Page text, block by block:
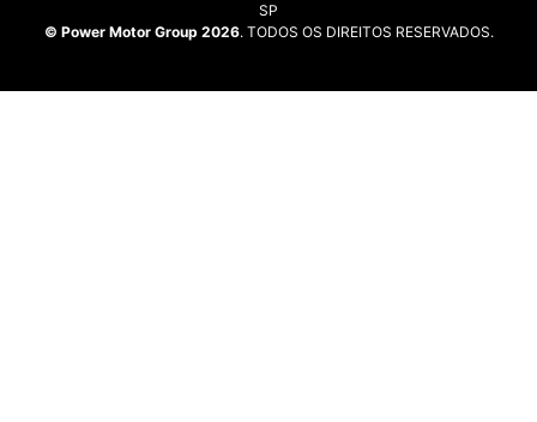
SP
© Power Motor Group 2026. TODOS OS DIREITOS RESERVADOS.